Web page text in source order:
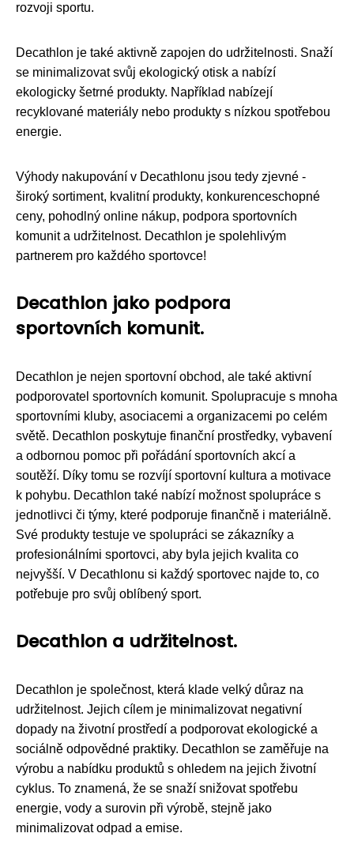
rozvoji sportu.
Decathlon je také aktivně zapojen do udržitelnosti. Snaží
se minimalizovat svůj ekologický otisk a nabízí
ekologicky šetrné produkty. Například nabízejí
recyklované materiály nebo produkty s nízkou spotřebou
energie.
Výhody nakupování v Decathlonu jsou tedy zjevné -
široký sortiment, kvalitní produkty, konkurenceschopné
ceny, pohodlný online nákup, podpora sportovních
komunit a udržitelnost. Decathlon je spolehlivým
partnerem pro každého sportovce!
Decathlon jako podpora
sportovních komunit.
Decathlon je nejen sportovní obchod, ale také aktivní
podporovatel sportovních komunit. Spolupracuje s mnoha
sportovními kluby, asociacemi a organizacemi po celém
světě. Decathlon poskytuje finanční prostředky, vybavení
a odbornou pomoc při pořádání sportovních akcí a
soutěží. Díky tomu se rozvíjí sportovní kultura a motivace
k pohybu. Decathlon také nabízí možnost spolupráce s
jednotlivci či týmy, které podporuje finančně i materiálně.
Své produkty testuje ve spolupráci se zákazníky a
profesionálními sportovci, aby byla jejich kvalita co
nejvyšší. V Decathlonu si každý sportovec najde to, co
potřebuje pro svůj oblíbený sport.
Decathlon a udržitelnost.
Decathlon je společnost, která klade velký důraz na
udržitelnost. Jejich cílem je minimalizovat negativní
dopady na životní prostředí a podporovat ekologické a
sociálně odpovědné praktiky. Decathlon se zaměřuje na
výrobu a nabídku produktů s ohledem na jejich životní
cyklus. To znamená, že se snaží snižovat spotřebu
energie, vody a surovin při výrobě, stejně jako
minimalizovat odpad a emise.